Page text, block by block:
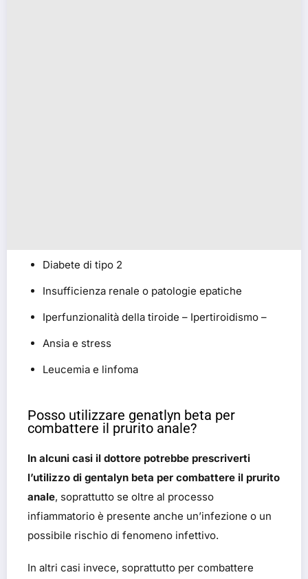
Diabete di tipo 2
Insufficienza renale o patologie epatiche
Iperfunzionalità della tiroide – Ipertiroidismo –
Ansia e stress
Leucemia e linfoma
Posso utilizzare genatlyn beta per
combattere il prurito anale?
In alcuni casi il dottore potrebbe prescriverti
l’utilizzo di gentalyn beta per combattere il prurito
anale, soprattutto se oltre al processo
infiammatorio è presente anche un’infezione o un
possibile rischio di fenomeno infettivo.
In altri casi invece, soprattutto per combattere